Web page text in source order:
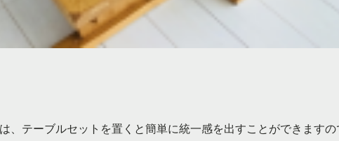
、テーブルセットを置くと簡単に統一感を出すことができますの